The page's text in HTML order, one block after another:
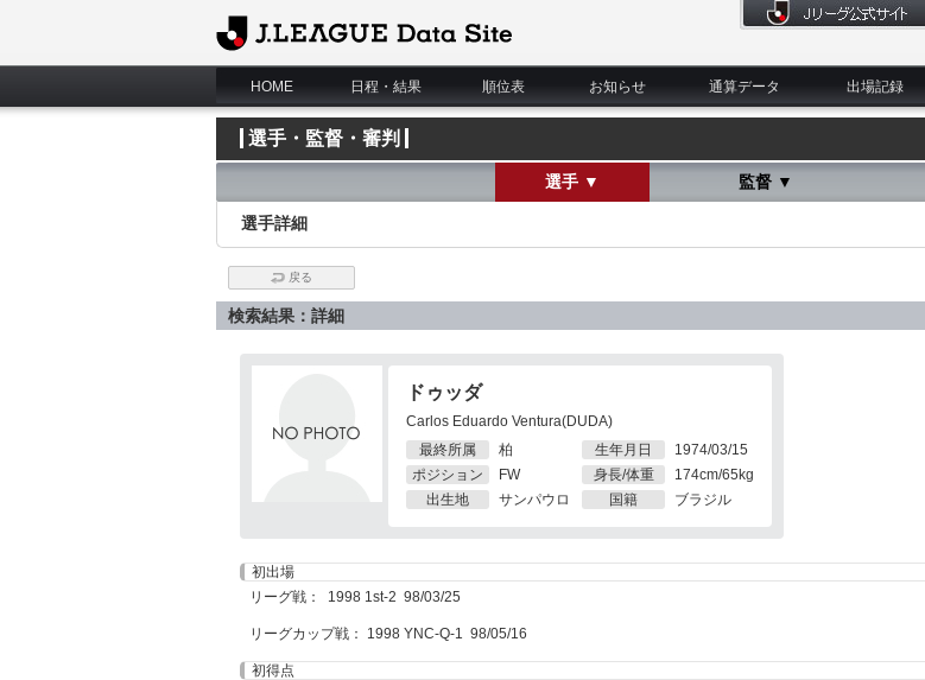
J.League Data Site
HOME 日程・結果 順位表 お知らせ 通算データ 出場記録
選手・監督・審判
選手 ▼ 監督 ▼
選手詳細
戻る
検索結果：詳細
ドゥッダ
Carlos Eduardo Ventura(DUDA)
最終所属
柏
ポジション
FW
出生地
サンパウロ
生年月日
1974/03/15
身長/体重
174cm/65kg
国籍
ブラジル
初出場
リーグ戦： 1998 1st-2 98/03/25
リーグカップ戦： 1998 YNC-Q-1 98/05/16
初得点